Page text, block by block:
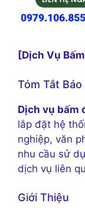
[Dịch Vụ
Tóm Tắt Báo
Dịch vụ bấm
lắp đặt hệ
nghiệp, văn
nhu cầu sử
dịch vụ liên
Giới Thiệu